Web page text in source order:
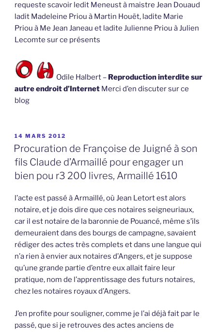
requeste scavoir ledit Meneust à maistre Jean Douaud
ladit Madeleine Priou à Martin Houët, ladite Marie
Priou à Me Jean Janeau et ladite Julienne Priou à Julien
Lecomte sur ce présents
Odile Halbert – Reproduction interdite sur
autre endroit d’Internet Merci d’en discuter sur ce
blog
PUBLIÉ
LE
14 MARS 2012
Procuration de Françoise de Juigné à son
fils Claude d’Armaillé pour engager un
bien pou r3 200 livres, Armaillé 1610
l’acte est passé à Armaillé, où Jean Letort est alors
notaire, et je dois dire que ces notaires seigneuriaux,
car il est notaire de la baronnie de Pouancé, même s’ils
demeuraient dans des bourgs de campagne, savaient
rédiger des actes très complets et dans une langue qui
n’a rien à envier aux notaires d’Angers, et je suppose
qu’une grande partie d’entre eux allait faire leur
pratique, nom de l’apprentissage des futurs notaires,
chez les notaires royaux d’Angers.
J’en profite pour souligner, comme je l’ai déjà fait par le
passé, que si je retrouves des actes anciens de